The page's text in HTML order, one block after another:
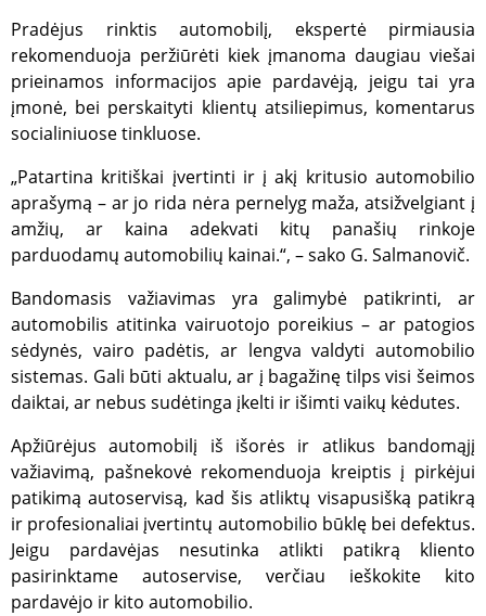
Pradėjus rinktis automobilį, ekspertė pirmiausia
rekomenduoja peržiūrėti kiek įmanoma daugiau viešai
prieinamos informacijos apie pardavėją, jeigu tai yra
įmonė, bei perskaityti klientų atsiliepimus, komentarus
socialiniuose tinkluose.
„Patartina kritiškai įvertinti ir į akį kritusio automobilio
aprašymą – ar jo rida nėra pernelyg maža, atsižvelgiant į
amžių, ar kaina adekvati kitų panašių rinkoje
parduodamų automobilių kainai.“, – sako G. Salmanovič.
Bandomasis važiavimas yra galimybė patikrinti, ar
automobilis atitinka vairuotojo poreikius – ar patogios
sėdynės, vairo padėtis, ar lengva valdyti automobilio
sistemas. Gali būti aktualu, ar į bagažinę tilps visi šeimos
daiktai, ar nebus sudėtinga įkelti ir išimti vaikų kėdutes.
Apžiūrėjus automobilį iš išorės ir atlikus bandomąjį
važiavimą, pašnekovė rekomenduoja kreiptis į pirkėjui
patikimą autoservisą, kad šis atliktų visapusišką patikrą
ir profesionaliai įvertintų automobilio būklę bei defektus.
Jeigu pardavėjas nesutinka atlikti patikrą kliento
pasirinktame autoservise, verčiau ieškokite kito
pardavėjo ir kito automobilio.